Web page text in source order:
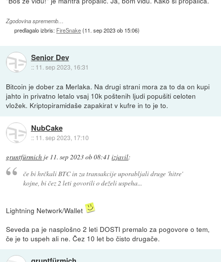
Zgodovina sprememb…
predlagalo izbris: FireSnake(11. sep 2023 ob 15:06)
Senior Dev
:: 11. sep 2023, 16:31
Bitcoin je dober za Merlaka. Na drugi strani mora za to da on kupi
jahto in privatno letalo vsaj 10k poštenih ljudi popušiti celoten
vložek. Kriptopiramidaše zapakirat v kufre in to je to.
NubCake
:: 11. sep 2023, 17:10
gruntfürmich je 11. sep 2023 ob 08:41 izjavil:
če bi hrčkali BTC in za transakcije uporabljali druge 'hitre'
kojne, bi čez 2 leti govorili o deželi uspeha...
Lightning Network/Wallet
Seveda pa je nasplošno 2 leti DOSTI premalo za pogovore o tem,
če je to uspeh ali ne. Čez 10 let bo čisto drugače.